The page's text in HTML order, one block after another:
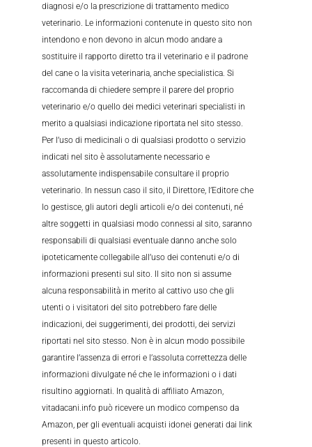
diagnosi e/o la prescrizione di trattamento medico
veterinario. Le informazioni contenute in questo sito non
intendono e non devono in alcun modo andare a
sostituire il rapporto diretto tra il veterinario e il padrone
del cane o la visita veterinaria, anche specialistica. Si
raccomanda di chiedere sempre il parere del proprio
veterinario e/o quello dei medici veterinari specialisti in
merito a qualsiasi indicazione riportata nel sito stesso.
Per l’uso di medicinali o di qualsiasi prodotto o servizio
indicati nel sito è assolutamente necessario e
assolutamente indispensabile consultare il proprio
veterinario. In nessun caso il sito, il Direttore, l’Editore che
lo gestisce, gli autori degli articoli e/o dei contenuti, né
altre soggetti in qualsiasi modo connessi al sito, saranno
responsabili di qualsiasi eventuale danno anche solo
ipoteticamente collegabile all’uso dei contenuti e/o di
informazioni presenti sul sito. Il sito non si assume
alcuna responsabilità in merito al cattivo uso che gli
utenti o i visitatori del sito potrebbero fare delle
indicazioni, dei suggerimenti, dei prodotti, dei servizi
riportati nel sito stesso. Non è in alcun modo possibile
garantire l’assenza di errori e l’assoluta correttezza delle
informazioni divulgate né che le informazioni o i dati
risultino aggiornati. In qualità di affiliato Amazon,
vitadacani.info può ricevere un modico compenso da
Amazon, per gli eventuali acquisti idonei generati dai link
presenti in questo articolo.